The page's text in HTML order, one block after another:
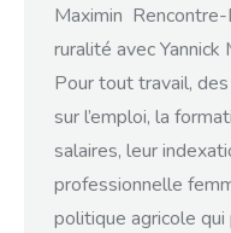
Maximin Rencontre-
ruralité avec
Pour tout travail,
sur l’emploi, la
salaires, leur
professionnelle
politique agricole